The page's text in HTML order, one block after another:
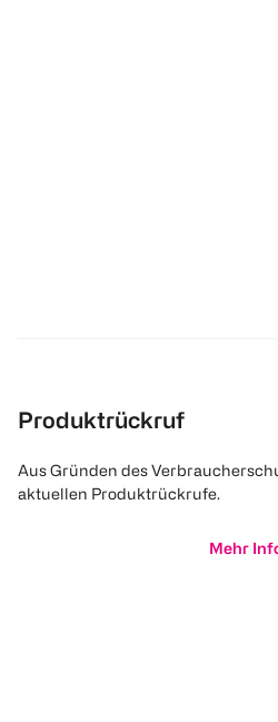
Produktrückruf
Aus Gründen des
aktuellen Produktrückrufe.
Mehr